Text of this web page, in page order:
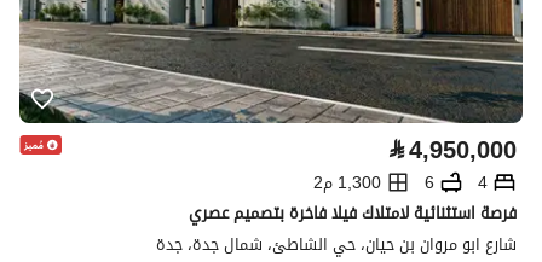
⃁4,950,000
4
6
1,300 م2
فرصة استثنائية لامتلاك فيلا فاخرة بتصميم عصري
شارع ابو مروان بن حيان، حي الشاطئ، شمال جدة، جدة